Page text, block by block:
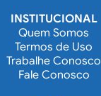
INSTITUCIONAL
Quem Somos
Termos de Uso
Trabalhe Conosco
Fale Conosco